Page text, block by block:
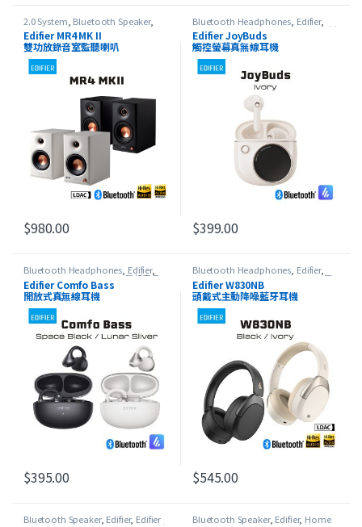
2.0 System Bluetooth Speaker,
Edifier,Studio Series,最新產品
Edifier MR4 MK II
雙功放錄音室監聽喇叭
$980.00
此產品有多種款式。 可在產品頁面選擇選項
Bluetooth Headphones Edifier,
HeadSet,In-Ear Headphones,最新
產品
Edifier JoyBuds
觸控螢幕真無線耳機
$399.00
Bluetooth Headphones, Edifier,
Open-ear Headphones ,最新產品
Edifier Comfo Bass
開放式真無線耳機
$395.00
此產品有多種款式。 可在產品頁面選擇選項
Bluetooth Headphones, Edifier,
HeadSet,On-Ear Headphones ,最
新產品
Edifier W830NB
頭戴式主動降噪藍牙耳機
$545.00
此產品有多種款式。 可在產品頁
Bluetooth Speaker, Edifier, Edifier Bluetooth Speaker, Edifier, Home